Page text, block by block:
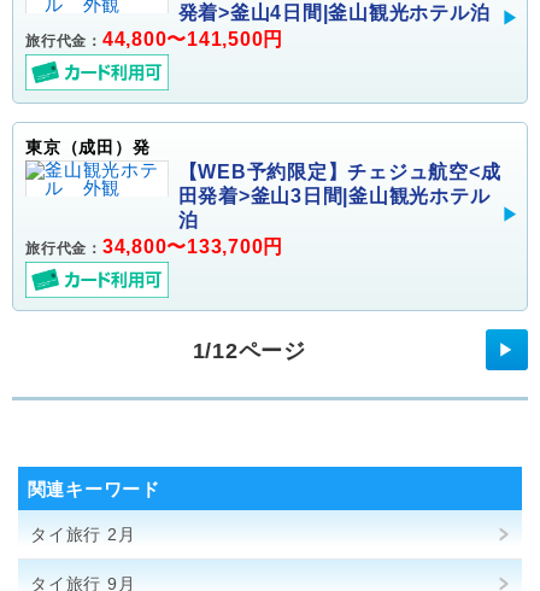
発着>釜山4日間|釜山観光ホテル泊
旅行代金： 44,800〜141,500円
東京（成田）発
【WEB予約限定】チェジュ航空<成
田発着>釜山3日間|釜山観光ホテル
泊
旅行代金： 34,800〜133,700円
1/12ページ ▶
関連キーワード
タイ旅行 2月
タイ旅行 9月